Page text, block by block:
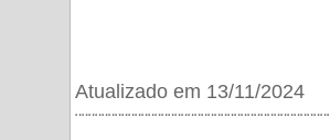
Atualizado em 13/11/2024